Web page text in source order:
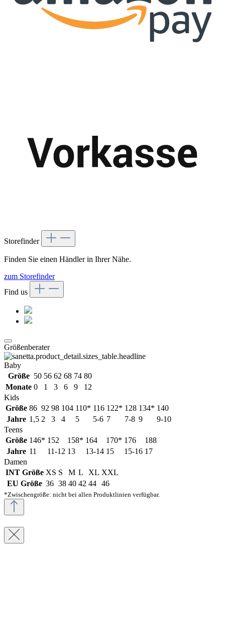
Storefinder
Finden Sie einen Händler in Ihrer Nähe.
zum Storefinder
Find us
Größenberater
Baby
Größe 50 56 62 68 74 80
Monate 0 1 3 6 9
12
Kids
Größe 86 92 98 104 110* 116 122* 128 134* 140
Jahre 1,5 2 3 4 5 5-6 7 7-8 9
9-10
Teens
Größe 146* 152 158* 164 170* 176
188
Jahre 11 11-12 13 13-14 15 15-16 17
Damen
INT Größe XS S M L XL XXL
EU Größe 36 38 40 42 44 46
*Zwischengröße: nicht bei allen Produktlinien verfügbar.